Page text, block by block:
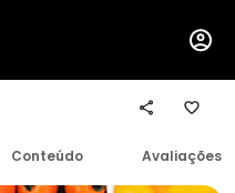
Conteúdo Avaliações